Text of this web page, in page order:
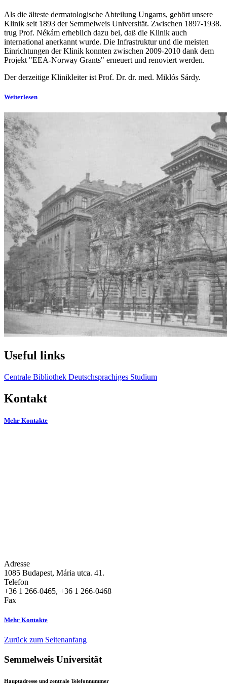
Als die älteste dermatologische Abteilung Ungarns, gehört unsere
Klinik seit 1893 der Semmelweis Universität. Zwischen 1897-1938.
trug Prof. Nékám erheblich dazu bei, daß die Klinik auch
international anerkannt wurde. Die Infrastruktur und die meisten
Einrichtungen der Klinik konnten zwischen 2009-2010 dank dem
Projekt "EEA-Norway Grants" erneuert und renoviert werden.
Der derzeitige Klinikleiter ist Prof. Dr. dr. med. Miklós Sárdy.
Weiterlesen
Useful links
Centrale Bibliothek Deutschsprachiges Studium
Kontakt
Mehr Kontakte
Adresse
1085 Budapest, Mária utca. 41.
Telefon
+36 1 266-0465, +36 1 266-0468
Fax
Mehr Kontakte
Zurück zum Seitenanfang
Semmelweis Universität
Hauptadresse und zentrale Telefonnummer